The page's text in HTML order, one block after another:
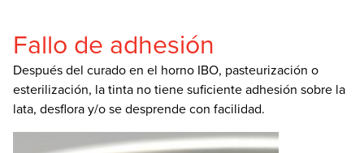
HEATSET
ENVASES METÁLICOS
EMPAQUES FLEXO SOBRE PAPEL
Fallo de adhesión
Después del curado en el horno IBO, pasteurización o
esterilización, la tinta no tiene suficiente adhesión sobre la
lata, desflora y/o se desprende con facilidad.